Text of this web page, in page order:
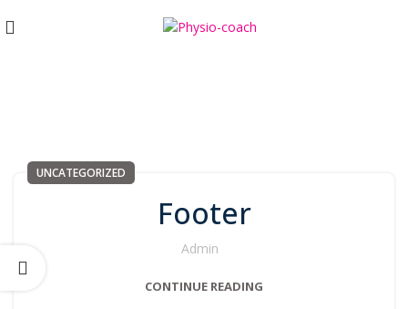
UNCATEGORIZED
Footer
Admin
CONTINUE READING